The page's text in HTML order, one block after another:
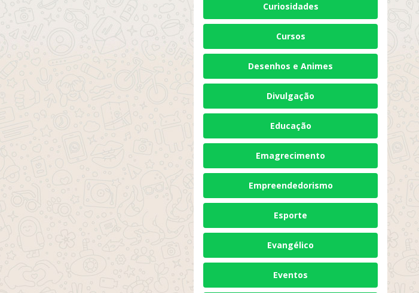
Curiosidades
Cursos
Desenhos e Animes
Divulgação
Educação
Emagrecimento
Empreendedorismo
Esporte
Evangélico
Eventos